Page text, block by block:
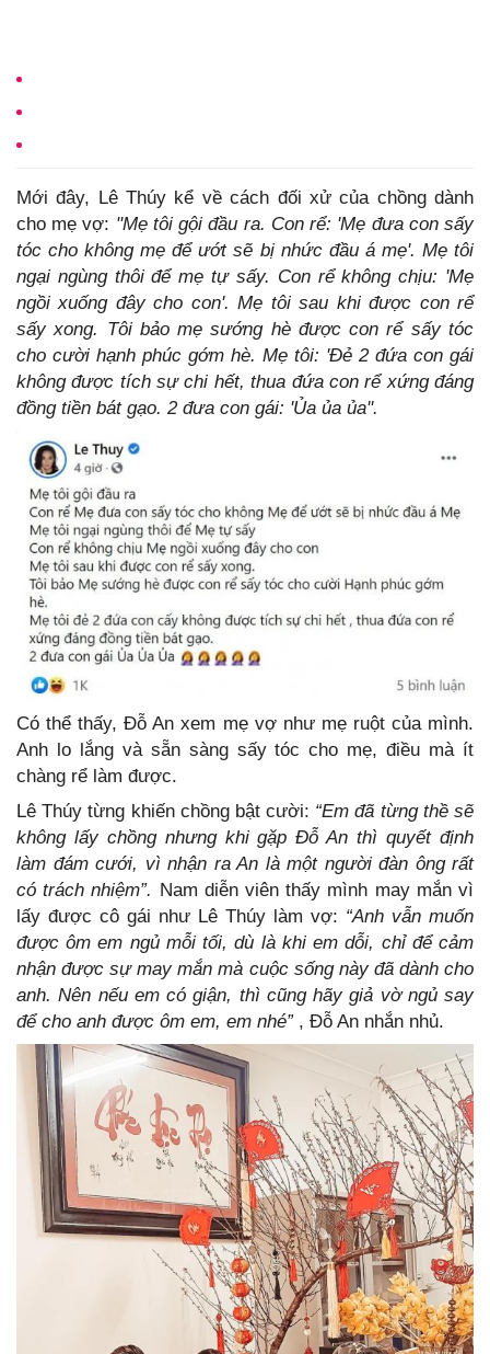
Mới đây, Lê Thúy kể về cách đối xử của chồng dành
cho mẹ vợ: "Mẹ tôi gội đầu ra. Con rể: 'Mẹ đưa con sấy
tóc cho không mẹ để ướt sẽ bị nhức đầu á mẹ'. Mẹ tôi
ngại ngùng thôi để mẹ tự sấy. Con rể không chịu: 'Mẹ
ngồi xuống đây cho con'. Mẹ tôi sau khi được con rể
sấy xong. Tôi bảo mẹ sướng hè được con rể sấy tóc
cho cười hạnh phúc gớm hè. Mẹ tôi: 'Đẻ 2 đứa con gái
không được tích sự chi hết, thua đứa con rể xứng đáng
đồng tiền bát gạo. 2 đưa con gái: 'Ủa ủa ủa''.
Có thể thấy, Đỗ An xem mẹ vợ như mẹ ruột của mình.
Anh lo lắng và sẵn sàng sấy tóc cho mẹ, điều mà ít
chàng rể làm được.
Lê Thúy từng khiến chồng bật cười: “Em đã từng thề sẽ
không lấy chồng nhưng khi gặp Đỗ An thì quyết định
làm đám cưới, vì nhận ra An là một người đàn ông rất
có trách nhiệm”. Nam diễn viên thấy mình may mắn vì
lấy được cô gái như Lê Thúy làm vợ: “Anh vẫn muốn
được ôm em ngủ mỗi tối, dù là khi em dỗi, chỉ để cảm
nhận được sự may mắn mà cuộc sống này đã dành cho
anh. Nên nếu em có giận, thì cũng hãy giả vờ ngủ say
để cho anh được ôm em, em nhé” , Đỗ An nhắn nhủ.